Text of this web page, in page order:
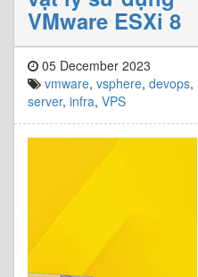
VMware ESXi 8
05 December 2023
vmware, vsphere, devops,
server, infra, VPS